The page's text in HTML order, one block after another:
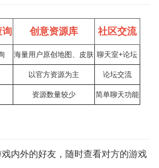
询 创意资源库 社区交流
海量用户原创地图、皮肤 聊天室+论坛
以官方资源为主 论坛交流
资源数量较少 简单聊天功能
内外的好友，随时查看对方的游戏